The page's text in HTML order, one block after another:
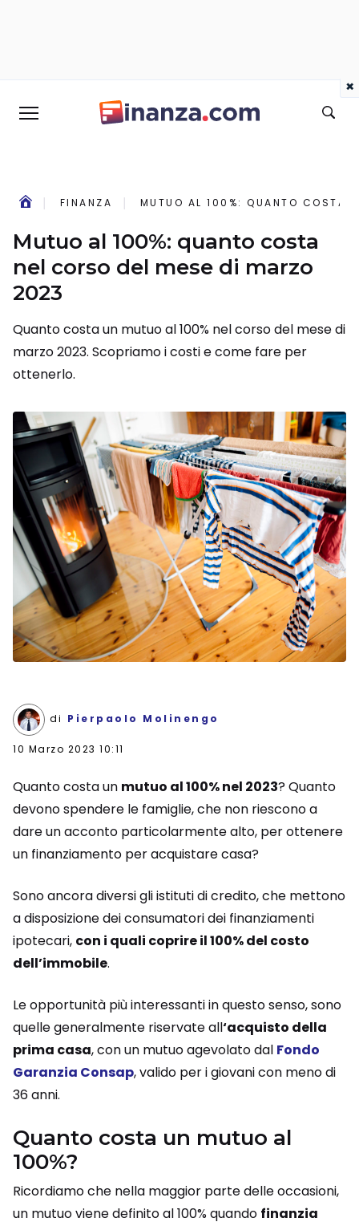
FINANZA MUTUO AL 100%: QUANTO COSTA
Mutuo al 100%: quanto costa
nel corso del mese di marzo
2023
Quanto costa un mutuo al 100% nel corso del mese di
marzo 2023. Scopriamo i costi e come fare per
ottenerlo.
di Pierpaolo Molinengo
10 Marzo 2023 10:11
Quanto costa un mutuo al 100% nel 2023? Quanto
devono spendere le famiglie, che non riescono a
dare un acconto particolarmente alto, per ottenere
un finanziamento per acquistare casa?
Sono ancora diversi gli istituti di credito, che mettono
a disposizione dei consumatori dei finanziamenti
ipotecari, con i quali coprire il 100% del costo
dell’immobile.
Le opportunità più interessanti in questo senso, sono
quelle generalmente riservate all‘acquisto della
prima casa, con un mutuo agevolato dal Fondo
Garanzia Consap, valido per i giovani con meno di
36 anni.
Quanto costa un mutuo al
100%?
Ricordiamo che nella maggior parte delle occasioni,
un mutuo viene definito al 100% quando finanzia
×